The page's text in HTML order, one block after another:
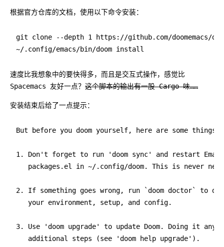
根据官方仓库的文档，使用以下命令安装：
git clone --depth 1 https://github.com/doomemacs/
速度比我想象中的要快得多，而且是交互式操作，感觉比
Spacemacs 友好一点？ 这个脚本的输出有一股 Cargo 味……
安装结束后给了一点提示：
But before you doom yourself, here are some things
1. Don't forget to run 'doom sync' and restart
packages.el in ~/.config/doom. This is never
2. If something goes wrong, run `doom doctor` to
   your environment, setup, and config.
3. Use 'doom upgrade' to update Doom. Doing it
   additional steps (see 'doom help upgrade').